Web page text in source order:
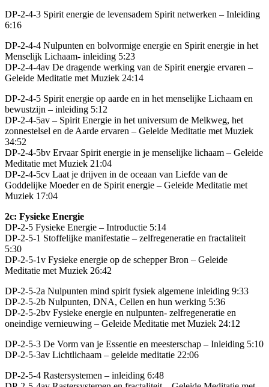
DP-2-4-3 Spirit energie de levensadem Spirit netwerken – Inleiding
6:16
DP-2-4-4 Nulpunten en bolvormige energie en Spirit energie in het
Menselijk Lichaam- inleiding 5:23
DP-2-4-4av De dragende werking van de Spirit energie ervaren –
Geleide Meditatie met Muziek 24:14
DP-2-4-5 Spirit energie op aarde en in het menselijke Lichaam en
bewustzijn – inleiding 5:12
DP-2-4-5av – Spirit Energie in het universum de Melkweg, het
zonnestelsel en de Aarde ervaren – Geleide Meditatie met Muziek
34:52
DP-2-4-5bv Ervaar Spirit energie in je menselijke lichaam – Geleide
Meditatie met Muziek 21:04
DP-2-4-5cv Laat je drijven in de oceaan van Liefde van de
Goddelijke Moeder en de Spirit energie – Geleide Meditatie met
Muziek 17:04
2c: Fysieke Energie
DP-2-5 Fysieke Energie – Introductie 5:14
DP-2-5-1 Stoffelijke manifestatie – zelfregeneratie en fractaliteit
5:30
DP-2-5-1v Fysieke energie op de schepper Bron – Geleide
Meditatie met Muziek 26:42
DP-2-5-2a Nulpunten mind spirit fysiek algemene inleiding 9:33
DP-2-5-2b Nulpunten, DNA, Cellen en hun werking 5:36
DP-2-5-2bv Fysieke energie en nulpunten- zelfregeneratie en
oneindige vernieuwing – Geleide Meditatie met Muziek 24:12
DP-2-5-3 De Vorm van je Essentie en meesterschap – Inleiding 5:10
DP-2-5-3av Lichtlichaam – geleide meditatie 22:06
DP-2-5-4 Rastersystemen – inleiding 6:48